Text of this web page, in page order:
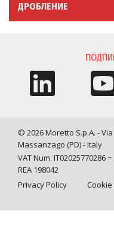
ДРОБЛЕНИЕ
© 2026 Moretto S.p.A. -
Massanzago (PD) - Italy
VAT Num. IT02025770286
REA 198042
Privacy Policy
Cookie